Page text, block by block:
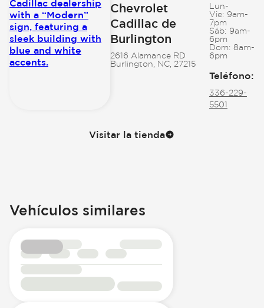
Chevrolet
Cadillac de
Burlington
2616 Alamance RD
Burlington, NC, 27215
Lun-
Vie: 9am-
7pm
Sáb: 9am-
6pm
Dom: 8am-
6pm
Teléfono:
336-229-
5501
Visitar la tienda
Vehículos similares